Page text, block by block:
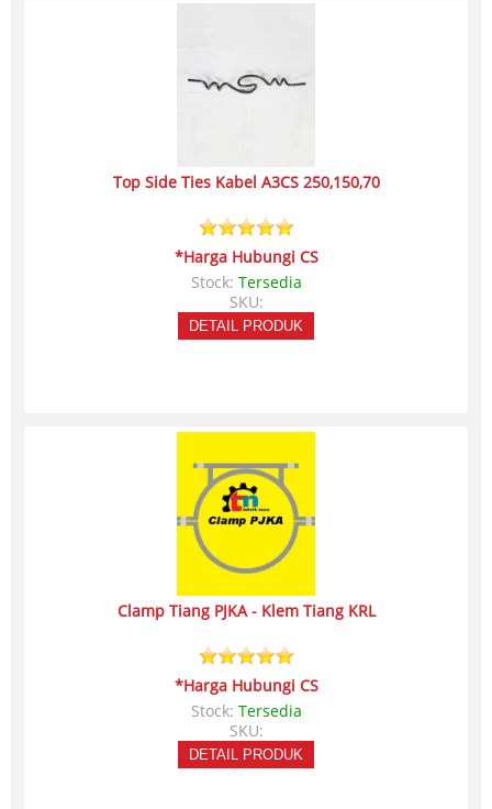
Top Side Ties Kabel A3CS 250,150,70
*Harga Hubungi CS
Stock: Tersedia
SKU:
DETAIL PRODUK
Clamp Tiang PJKA - Klem Tiang KRL
*Harga Hubungi CS
Stock: Tersedia
SKU:
DETAIL PRODUK